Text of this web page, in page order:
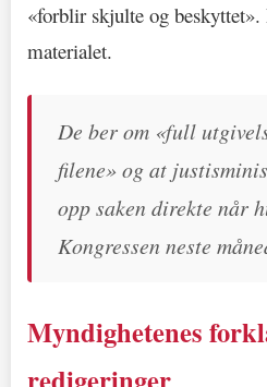
«forblir skjulte og
materialet.
De ber om «full
filene» og at
opp saken direkte når
Kongressen neste
Myndighetenes